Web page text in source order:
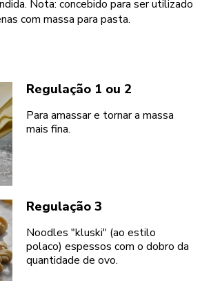
Nota: concebido para ser utilizado
com massa para pasta.
Regulação 1 ou 2
Para amassar e tornar a massa
mais fina.
Regulação 3
Noodles "kluski" (ao estilo
polaco) espessos com o dobro da
quantidade de ovo.